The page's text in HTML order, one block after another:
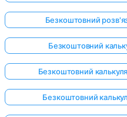
Безкоштовний
Безкоштовний
Безкоштовний
Безкоштовний